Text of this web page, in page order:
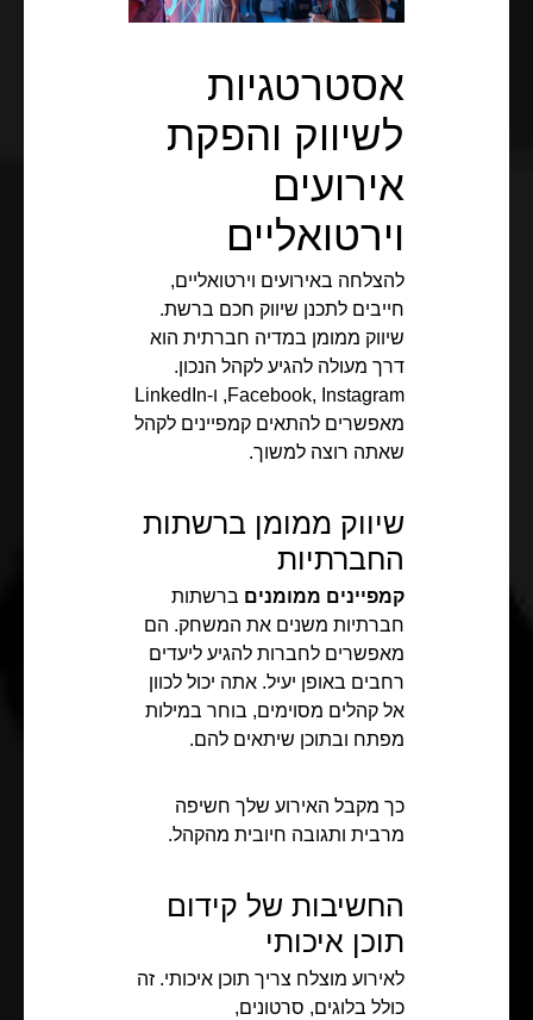
אסטרטגיות
לשיווק והפקת
אירועים
וירטואליים
להצלחה באירועים וירטואליים,
חייבים לתכנן שיווק חכם ברשת.
שיווק ממומן במדיה חברתית הוא
דרך מעולה להגיע לקהל הנכון.
Facebook, Instagram, ו-LinkedIn
מאפשרים להתאים קמפיינים לקהל
שאתה רוצה למשוך.
שיווק ממומן ברשתות
החברתיות
קמפיינים ממומנים ברשתות
חברתיות משנים את המשחק. הם
מאפשרים לחברות להגיע ליעדים
רחבים באופן יעיל. אתה יכול לכוון
אל קהלים מסוימים, בוחר במילות
מפתח ובתוכן שיתאים להם.
כך מקבל האירוע שלך חשיפה
מרבית ותגובה חיובית מהקהל.
החשיבות של קידום
תוכן איכותי
לאירוע מוצלח צריך תוכן איכותי. זה
כולל בלוגים, סרטונים,